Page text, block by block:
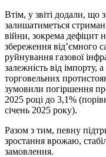
Втім, у звіті додали,
залишатиметься
війни, зокрема дефіцит
збереження від’ємного
руйнування газової
залежність від імпорту,
торговельних
зумовили погіршення
2025 році до 3,1%
січень 2025 року).
Разом з тим, певну
зростання врожаю,
замовлення.